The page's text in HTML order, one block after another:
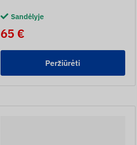
Sandėlyje
65 €
Peržiūrėti